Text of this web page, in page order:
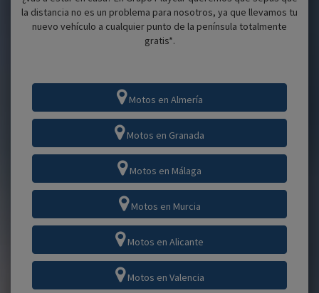
la distancia no es un problema para nosotros, ya que llevamos tu
nuevo vehículo a cualquier punto de la península totalmente
gratis*.
Motos en Almería
Motos en Granada
Motos en Málaga
Motos en Murcia
Motos en Alicante
Motos en Valencia